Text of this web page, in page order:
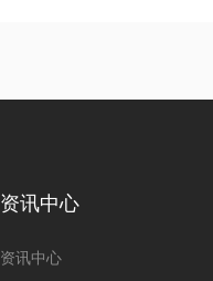
资讯中心
资讯中心